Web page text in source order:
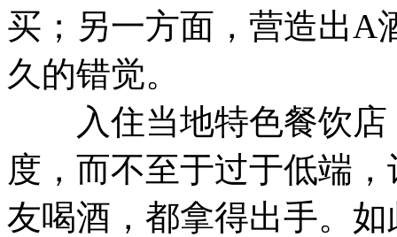
买；另一方面，营造出A
久的错觉。
入住当地特色餐饮店
度，而不至于过于低端
友喝酒，都拿得出手。